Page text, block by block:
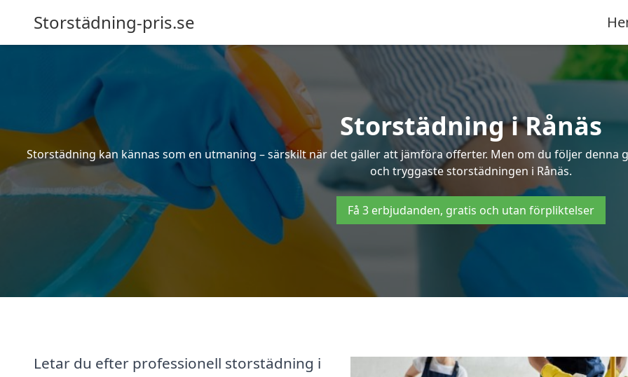
Storstädning-pris.se
Storstädning i Rånäs
Storstädning kan kännas som en utmaning – särskilt när det gäller att jämföra offerter. Men om du följer
och tryggaste storstädningen i Rånäs.
Få 3 erbjudanden, gratis och utan förpliktelser
Letar du efter professionell storstädning i